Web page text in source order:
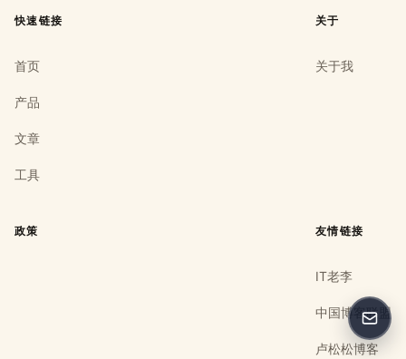
快速链接
首页
产品
文章
工具
关于
关于我
政策 友情链接
IT老李
中国博客联盟
卢松松博客
反馈